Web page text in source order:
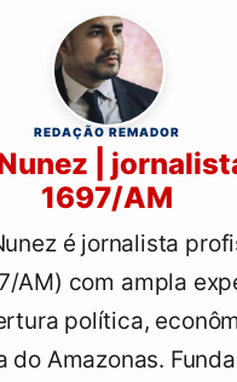
REDAÇÃO REMADOR
|
1697/AM
é jornalista
AM) com ampla
política,
do Amazonas.